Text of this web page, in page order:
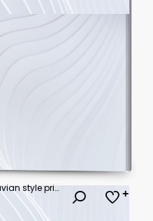
Abstract japandi and scandinavian style print soft tones and shapes conveying a sense of tranquility and beauty. Great as product design for posters, home interior